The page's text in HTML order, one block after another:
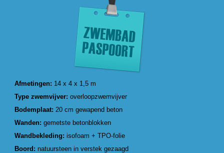
Afmetingen: 14 x 4 x 1,5 m
Type zwemvijver: overloopzwemvijver
Bodemplaat: 20 cm gewapend beton
Wanden: gemetste betonblokken
Wandbekleding:isofoam + TPO-folie
Boord: natuursteen in verstek gezaagd